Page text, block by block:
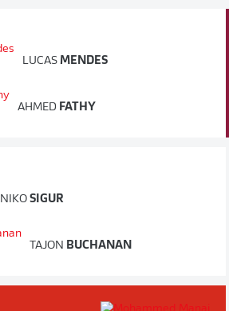
LUCAS MENDES
AHMED FATHY
NIKO SIGUR
TAJON BUCHANAN